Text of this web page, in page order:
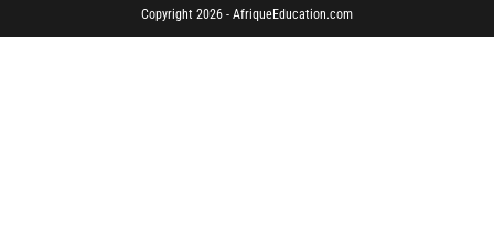
Copyright 2026 - AfriqueEducation.com